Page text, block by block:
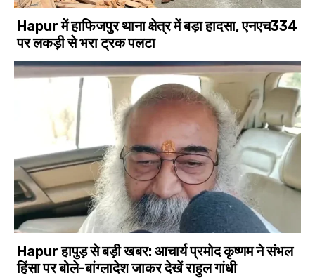
Hapur में हाफिजपुर थाना क्षेत्र में बड़ा हादसा, एनएच334
पर लकड़ी से भरा ट्रक पलटा
Hapur हापुड़ से बड़ी खबर: आचार्य प्रमोद कृष्णम ने संभल
हिंसा पर बोले-बांग्लादेश जाकर देखें राहुल गांधी